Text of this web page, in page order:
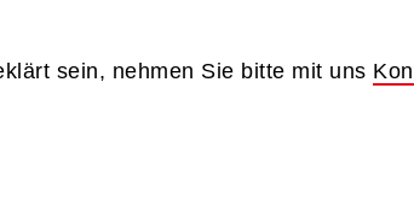
sein, nehmen Sie bitte mit uns